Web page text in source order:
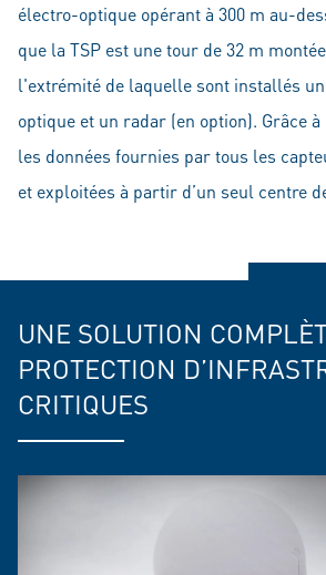
électro-optique opérant à 300 m au-
que la TSP est une tour de 32 m
l'extrémité de laquelle sont installés
optique et un radar (en option). Grâce à
les données fournies par tous les
et exploitées à partir d’un seul centre
UNE SOLUTION
PROTECTION
CRITIQUES